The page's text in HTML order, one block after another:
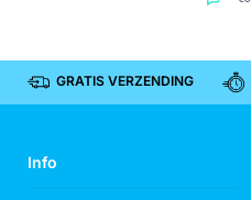
GRATIS VERZENDING
Info